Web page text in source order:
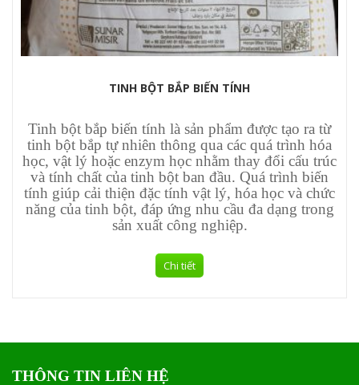
TINH BỘT BẮP BIẾN TÍNH
Tinh bột bắp biến tính là sản phẩm được tạo ra từ
tinh bột bắp tự nhiên thông qua các quá trình hóa
học, vật lý hoặc enzym học nhằm thay đổi cấu trúc
và tính chất của tinh bột ban đầu. Quá trình biến
tính giúp cải thiện đặc tính vật lý, hóa học và chức
năng của tinh bột, đáp ứng nhu cầu đa dạng trong
sản xuất công nghiệp.
Chi tiết
THÔNG TIN LIÊN HỆ